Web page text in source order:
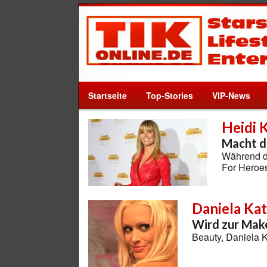
Startseite Top-Stories VIP-News
Heidi
Macht
Während
For
Daniela
Wird zur
Beauty, Daniela